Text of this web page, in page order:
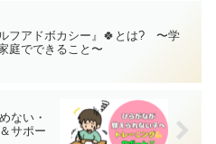
ルフアドボカシー』🍀とは? 〜学
庭でできること〜
ない・
サポー